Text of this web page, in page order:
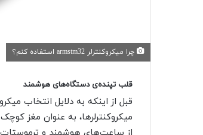
چرا میکروکنترلر armstm32 استفاده کنم؟
قلب تپنده‌ی دستگاه‌های هوشمند
میکروکنترلرها، به عنوان مغز